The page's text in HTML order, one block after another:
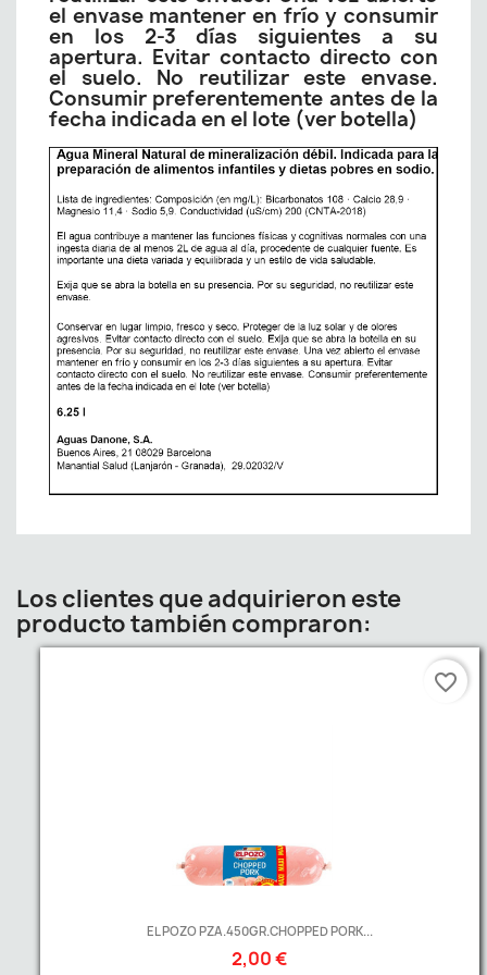
el envase mantener en frío y consumir
en los 2-3 días siguientes a su
apertura. Evitar contacto directo con
el suelo. No reutilizar este envase.
Consumir preferentemente antes de la
fecha indicada en el lote (ver botella)
Los clientes que adquirieron este
producto también compraron:
EL POZO PZA.450GR.CHOPPED PORK...
2,00 €
favorite_border